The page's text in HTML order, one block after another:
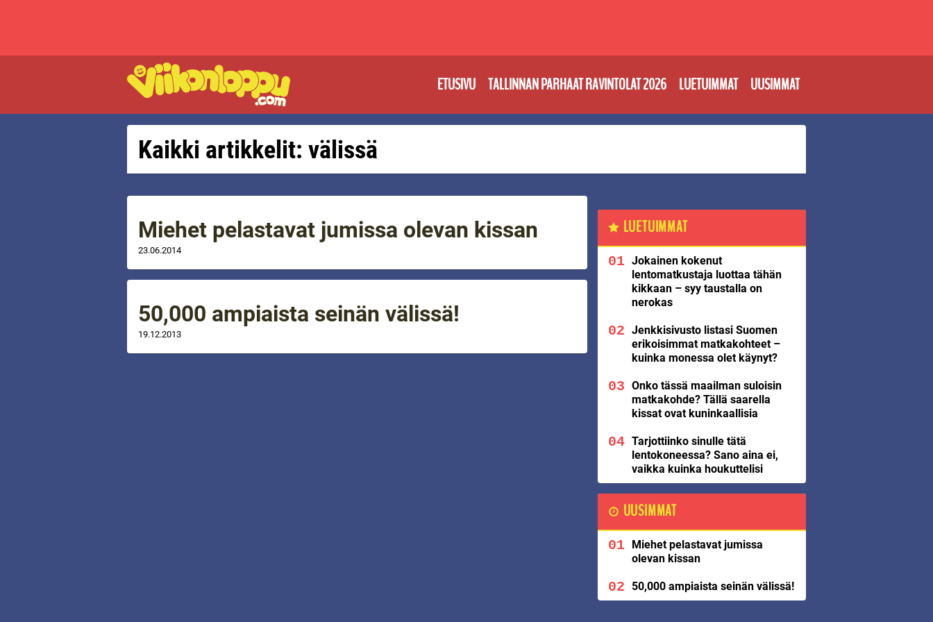
ETUSIVU TALLINNAN PARHAAT RAVINTOLAT 2026 LUETUIMMAT UUSIMMAT
Kaikki artikkelit: välissä
Miehet pelastavat jumissa olevan kissan
23.06.2014
50,000 ampiaista seinän välissä!
19.12.2013
LUETUIMMAT
Jokainen kokenut
lentomatkustaja luottaa tähän
kikkaan – syy taustalla on
nerokas
Jenkkisivusto listasi Suomen
erikoisimmat matkakohteet –
kuinka monessa olet käynyt?
Onko tässä maailman suloisin
matkakohde? Tällä saarella
kissat ovat kuninkaallisia
Tarjottiinko sinulle tätä
lentokoneessa? Sano aina ei,
vaikka kuinka houkuttelisi
UUSIMMAT
Miehet pelastavat jumissa
olevan kissan
50,000 ampiaista seinän välissä!